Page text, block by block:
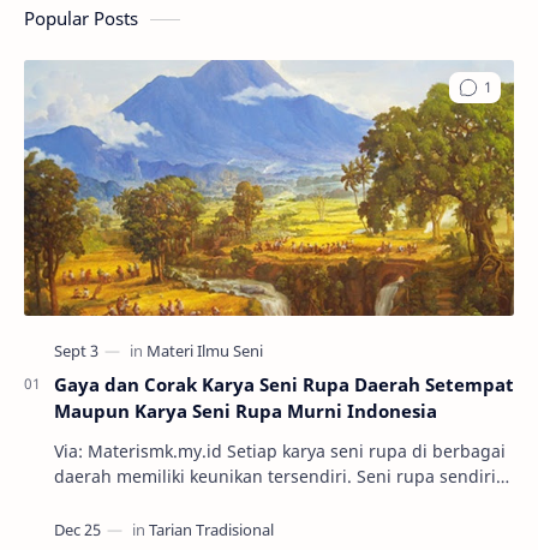
Popular Posts
Gaya dan Corak Karya Seni Rupa Daerah Setempat
Maupun Karya Seni Rupa Murni Indonesia
Via: Materismk.my.id Setiap karya seni rupa di berbagai
daerah memiliki keunikan tersendiri. Seni rupa sendiri